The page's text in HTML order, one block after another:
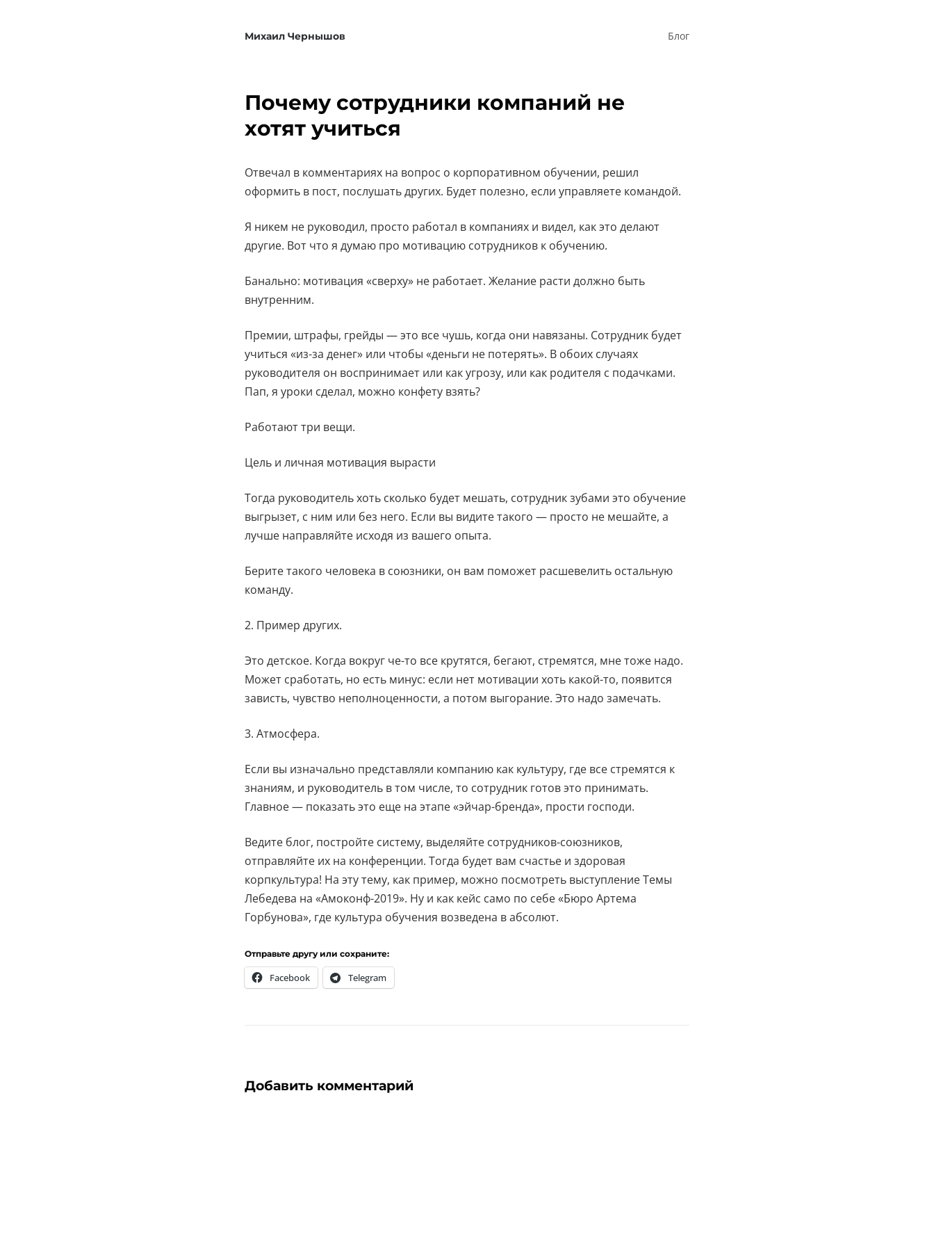
Михаил Чернышов Блог
Почему сотрудники компаний не
хотят учиться
Отвечал в комментариях на вопрос о корпоративном обучении, решил
оформить в пост, послушать других. Будет полезно, если управляете командой.
Я никем не руководил, просто работал в компаниях и видел, как это делают
другие. Вот что я думаю про мотивацию сотрудников к обучению.
Банально: мотивация «сверху» не работает. Желание расти должно быть
внутренним.
Премии, штрафы, грейды — это все чушь, когда они навязаны. Сотрудник будет
учиться «из-за денег» или чтобы «деньги не потерять». В обоих случаях
руководителя он воспринимает или как угрозу, или как родителя с подачками.
Пап, я уроки сделал, можно конфету взять?
Работают три вещи.
Цель и личная мотивация вырасти
Тогда руководитель хоть сколько будет мешать, сотрудник зубами это обучение
выгрызет, с ним или без него. Если вы видите такого — просто не мешайте, а
лучше направляйте исходя из вашего опыта.
Берите такого человека в союзники, он вам поможет расшевелить остальную
команду.
2. Пример других.
Это детское. Когда вокруг че-то все крутятся, бегают, стремятся, мне тоже надо.
Может сработать, но есть минус: если нет мотивации хоть какой-то, появится
зависть, чувство неполноценности, а потом выгорание. Это надо замечать.
3. Атмосфера.
Если вы изначально представляли компанию как культуру, где все стремятся к
знаниям, и руководитель в том числе, то сотрудник готов это принимать.
Главное — показать это еще на этапе «эйчар-бренда», прости господи.
Ведите блог, постройте систему, выделяйте сотрудников-союзников,
отправляйте их на конференции. Тогда будет вам счастье и здоровая
корпкультура! На эту тему, как пример, можно посмотреть выступление Темы
Лебедева на «Амоконф-2019». Ну и как кейс само по себе «Бюро Артема
Горбунова», где культура обучения возведена в абсолют.
Отправьте другу или сохраните:
Facebook Telegram
Добавить комментарий